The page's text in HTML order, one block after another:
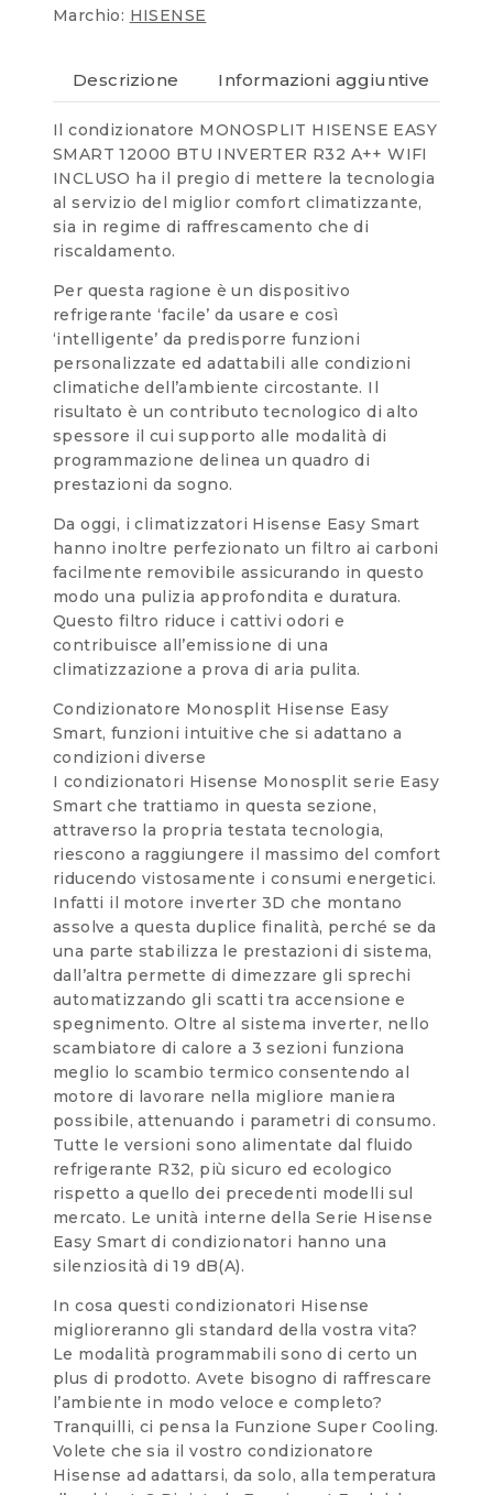
Marchio: HISENSE
Descrizione Informazioni aggiuntive
Il condizionatore MONOSPLIT HISENSE EASY
SMART 12000 BTU INVERTER R32 A++ WIFI
INCLUSO ha il pregio di mettere la tecnologia
al servizio del miglior comfort climatizzante,
sia in regime di raffrescamento che di
riscaldamento.
Per questa ragione è un dispositivo
refrigerante ‘facile’ da usare e così
‘intelligente’ da predisporre funzioni
personalizzate ed adattabili alle condizioni
climatiche dell’ambiente circostante. Il
risultato è un contributo tecnologico di alto
spessore il cui supporto alle modalità di
programmazione delinea un quadro di
prestazioni da sogno.
Da oggi, i climatizzatori Hisense Easy Smart
hanno inoltre perfezionato un filtro ai carboni
facilmente removibile assicurando in questo
modo una pulizia approfondita e duratura.
Questo filtro riduce i cattivi odori e
contribuisce all’emissione di una
climatizzazione a prova di aria pulita.
Condizionatore Monosplit Hisense Easy
Smart, funzioni intuitive che si adattano a
condizioni diverse
I condizionatori Hisense Monosplit serie Easy
Smart che trattiamo in questa sezione,
attraverso la propria testata tecnologia,
riescono a raggiungere il massimo del comfort
riducendo vistosamente i consumi energetici.
Infatti il motore inverter 3D che montano
assolve a questa duplice finalità, perché se da
una parte stabilizza le prestazioni di sistema,
dall’altra permette di dimezzare gli sprechi
automatizzando gli scatti tra accensione e
spegnimento. Oltre al sistema inverter, nello
scambiatore di calore a 3 sezioni funziona
meglio lo scambio termico consentendo al
motore di lavorare nella migliore maniera
possibile, attenuando i parametri di consumo.
Tutte le versioni sono alimentate dal fluido
refrigerante R32, più sicuro ed ecologico
rispetto a quello dei precedenti modelli sul
mercato. Le unità interne della Serie Hisense
Easy Smart di condizionatori hanno una
silenziosità di 19 dB(A).
In cosa questi condizionatori Hisense
miglioreranno gli standard della vostra vita?
Le modalità programmabili sono di certo un
plus di prodotto. Avete bisogno di raffrescare
l’ambiente in modo veloce e completo?
Tranquilli, ci pensa la Funzione Super Cooling.
Volete che sia il vostro condizionatore
Hisense ad adattarsi, da solo, alla temperatura